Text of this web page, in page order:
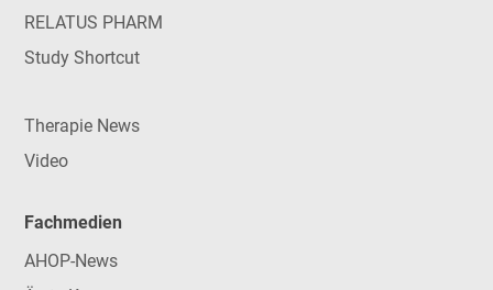
RELATUS PHARM
Study Shortcut
Therapie News
Video
Fachmedien
AHOP-News